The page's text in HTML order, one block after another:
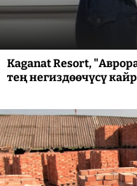
Kaganat Resort,
тең негиздөөчүсү